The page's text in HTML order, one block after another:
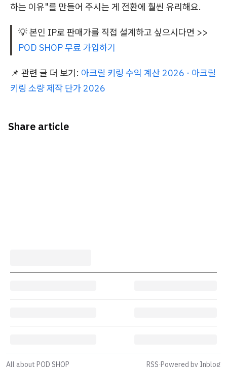
하는 이유"를 만들어 주시는 게 전환에 훨씬 유리해요.
💡 본인 IP로 판매가를 직접 설계하고 싶으시다면 >>
POD SHOP 무료 가입하기
📌 관련 글 더 보기: 아크릴 키링 수익 계산 2026 · 아크릴
키링 소량 제작 단가 2026
Share article
All about POD SHOP RSS·Powered by Inblog